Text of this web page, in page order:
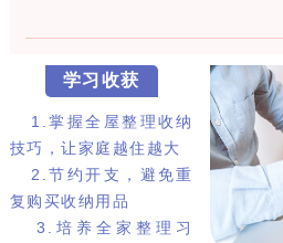
学习收获
1.掌握全屋整理收纳
技巧，让家庭越住越大
2.节约开支，避免重
复购买收纳用品
3.培养全家整理习